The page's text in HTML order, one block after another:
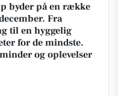
byder på en række
Fra
til en hyggelig
for de mindste.
og oplevelser